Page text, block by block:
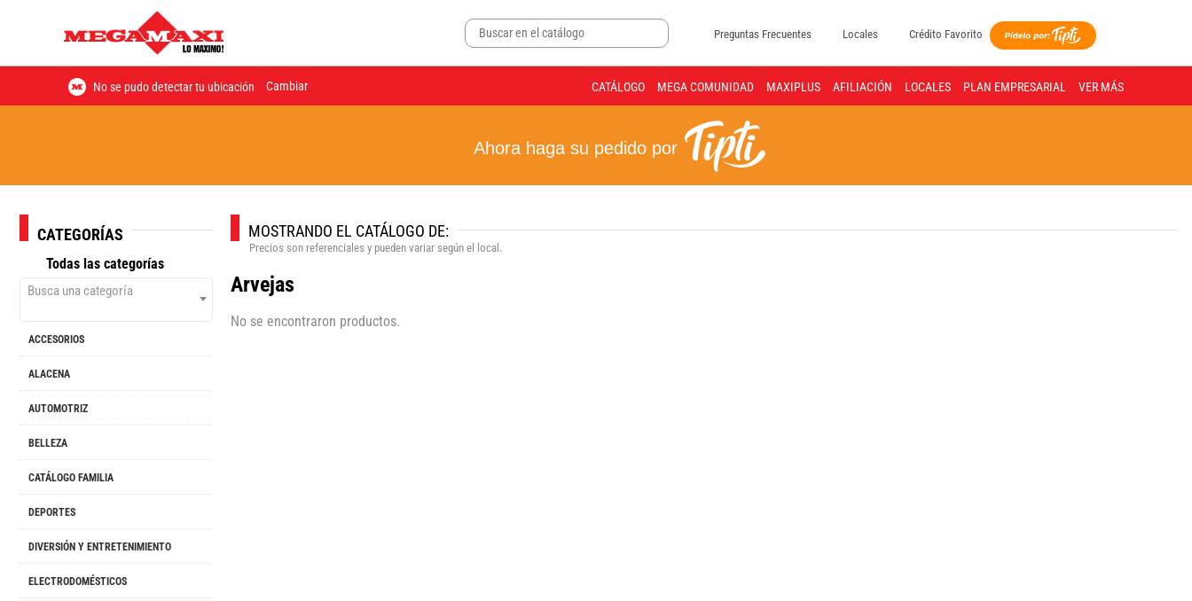
Preguntas Frecuentes Locales Crédito Favorito
No se pudo detectar tu ubicación Cambiar CATÁLOGO MEGA COMUNIDAD MAXIPLUS AFILIACIÓN LOCALES PLAN EMPRESARIAL VER MÁS
Ahora haga su pedido por
CATEGORÍAS
Todas las categorías
Busca una categoría
ACCESORIOS
ALACENA
AUTOMOTRIZ
BELLEZA
CATÁLOGO FAMILIA
DEPORTES
DIVERSIÓN Y ENTRETENIMIENTO
ELECTRODOMÉSTICOS
MOSTRANDO EL CATÁLOGO DE:
Precios son referenciales y pueden variar según el local.
Arvejas
No se encontraron productos.